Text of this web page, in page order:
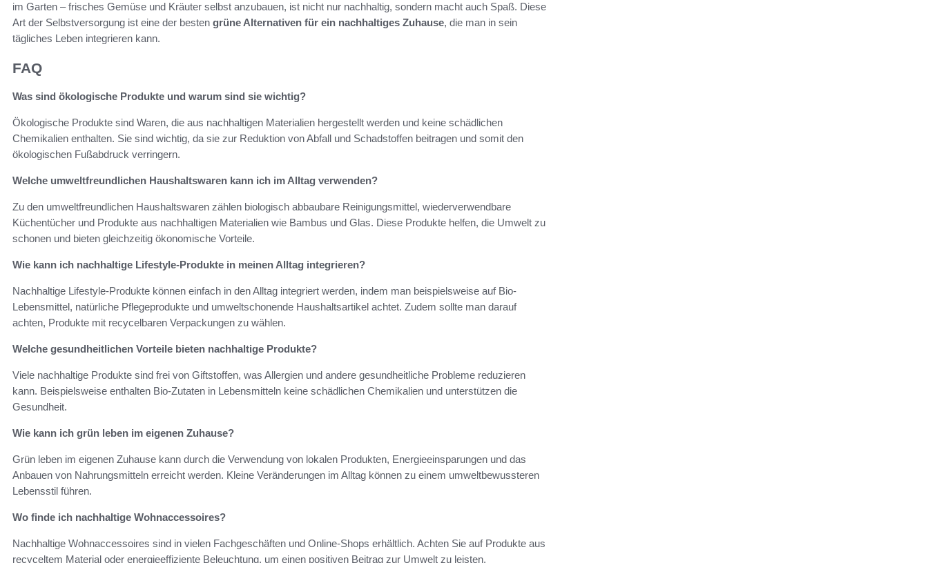
im Garten – frisches Gemüse und Kräuter selbst anzubauen, ist nicht nur nachhaltig, sondern macht auch Spaß. Diese
Art der Selbstversorgung ist eine der besten grüne Alternativen für ein nachhaltiges Zuhause, die man in sein
tägliches Leben integrieren kann.
FAQ
Was sind ökologische Produkte und warum sind sie wichtig?
Ökologische Produkte sind Waren, die aus nachhaltigen Materialien hergestellt werden und keine schädlichen
Chemikalien enthalten. Sie sind wichtig, da sie zur Reduktion von Abfall und Schadstoffen beitragen und somit den
ökologischen Fußabdruck verringern.
Welche umweltfreundlichen Haushaltswaren kann ich im Alltag verwenden?
Zu den umweltfreundlichen Haushaltswaren zählen biologisch abbaubare Reinigungsmittel, wiederverwendbare
Küchentücher und Produkte aus nachhaltigen Materialien wie Bambus und Glas. Diese Produkte helfen, die Umwelt zu
schonen und bieten gleichzeitig ökonomische Vorteile.
Wie kann ich nachhaltige Lifestyle-Produkte in meinen Alltag integrieren?
Nachhaltige Lifestyle-Produkte können einfach in den Alltag integriert werden, indem man beispielsweise auf Bio-
Lebensmittel, natürliche Pflegeprodukte und umweltschonende Haushaltsartikel achtet. Zudem sollte man darauf
achten, Produkte mit recycelbaren Verpackungen zu wählen.
Welche gesundheitlichen Vorteile bieten nachhaltige Produkte?
Viele nachhaltige Produkte sind frei von Giftstoffen, was Allergien und andere gesundheitliche Probleme reduzieren
kann. Beispielsweise enthalten Bio-Zutaten in Lebensmitteln keine schädlichen Chemikalien und unterstützen die
Gesundheit.
Wie kann ich grün leben im eigenen Zuhause?
Grün leben im eigenen Zuhause kann durch die Verwendung von lokalen Produkten, Energieeinsparungen und das
Anbauen von Nahrungsmitteln erreicht werden. Kleine Veränderungen im Alltag können zu einem umweltbewussteren
Lebensstil führen.
Wo finde ich nachhaltige Wohnaccessoires?
Nachhaltige Wohnaccessoires sind in vielen Fachgeschäften und Online-Shops erhältlich. Achten Sie auf Produkte aus
recyceltem Material oder energieeffiziente Beleuchtung, um einen positiven Beitrag zur Umwelt zu leisten.